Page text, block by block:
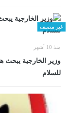
غير مصنف
منذ 10 أشهر
وزير الخارجية يبحث
للسلام